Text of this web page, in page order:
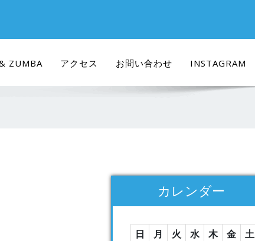
ZUMBA アクセス お問い合わせ INSTAGRAM
カレンダー
日 月 火 水 木 金
土